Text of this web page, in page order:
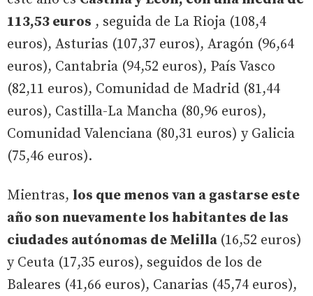
113,53 euros , seguida de La Rioja (108,4
euros), Asturias (107,37 euros), Aragón (96,64
euros), Cantabria (94,52 euros), País Vasco
(82,11 euros), Comunidad de Madrid (81,44
euros), Castilla-La Mancha (80,96 euros),
Comunidad Valenciana (80,31 euros) y Galicia
(75,46 euros).
Mientras, los que menos van a gastarse este
año son nuevamente los habitantes de las
ciudades autónomas de Melilla (16,52 euros)
y Ceuta (17,35 euros), seguidos de los de
Baleares (41,66 euros), Canarias (45,74 euros),